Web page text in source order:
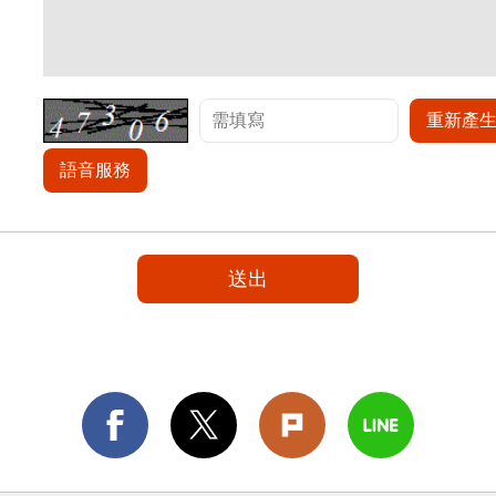
重新產
語音服務